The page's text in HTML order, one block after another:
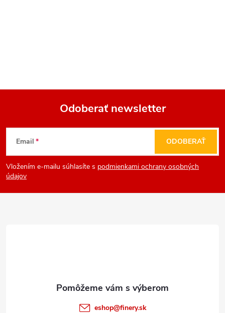
Z
á
p
Odoberať newsletter
Email
Vložením e-mailu súhlasíte s podmienkami ochrany osobných
údajov
ODOBERAŤ
eshop@finery.sk